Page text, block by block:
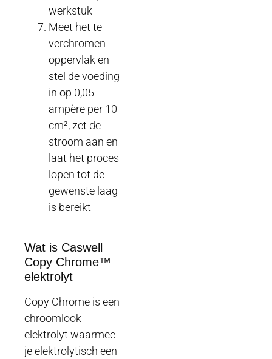
werkstuk
Meet het te
verchromen
oppervlak en
stel de voeding
in op 0,05
ampère per 10
cm², zet de
stroom aan en
laat het proces
lopen tot de
gewenste laag
is bereikt
Wat is Caswell
Copy Chrome™
elektrolyt
Copy Chrome is een
chroomlook
elektrolyt waarmee
je elektrolytisch een